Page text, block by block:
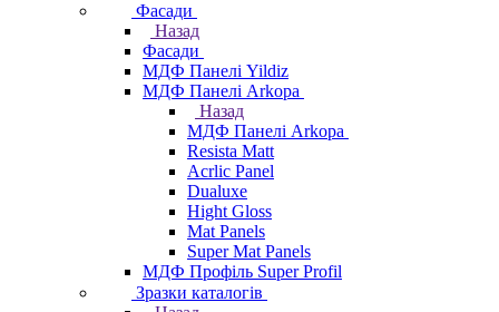
Фасади
Назад
Фасади
МДФ Панелі Yildiz
МДФ Панелі Arkopa
Назад
МДФ Панелі Arkopa
Resista Matt
Acrlic Panel
Dualuxe
Hight Gloss
Mat Panels
Super Mat Panels
МДФ Профіль Super Profil
Зразки каталогів